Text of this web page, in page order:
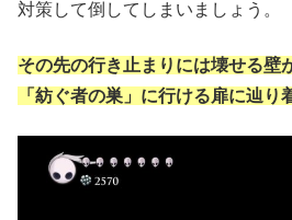
対策して倒してしまいましょう。
その先の行き止まりには壊せる壁
「紡ぐ者の巣」に行ける扉に辿り